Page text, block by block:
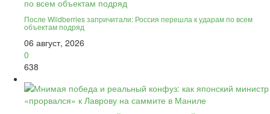
После Wildberries запричитали: Россия перешла к ударам по всем
объектам подряд
06 август, 2026
0
638